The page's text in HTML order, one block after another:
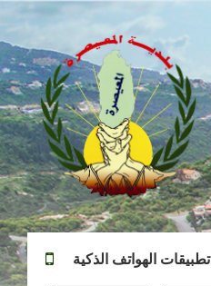
تطبيقات الهواتف الذكية